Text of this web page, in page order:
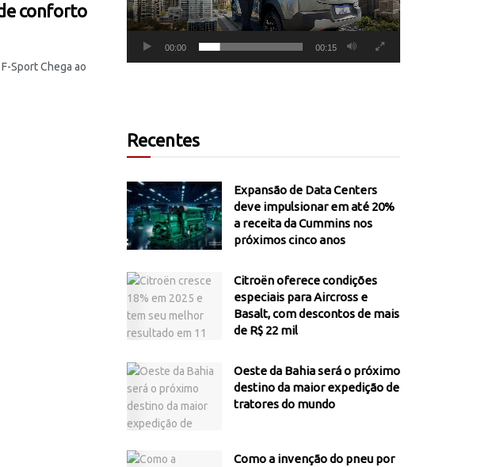
conforto
Sport Chega ao
00:00 00:15
Recentes
Expansão de Data Centers
deve impulsionar em até 20%
a receita da Cummins nos
próximos cinco anos
Citroën oferece condições
especiais para Aircross e
Basalt, com descontos de mais
de R$ 22 mil
Oeste da Bahia será o próximo
destino da maior expedição de
tratores do mundo
Como a invenção do pneu por